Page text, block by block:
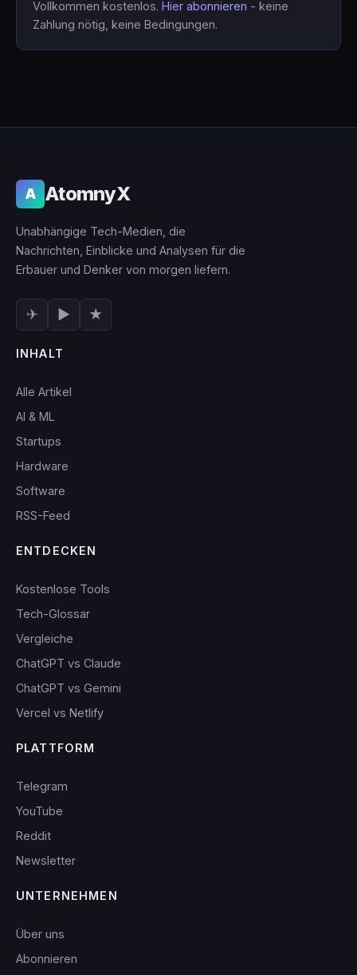
Vollkommen kostenlos. Hier abonnieren - keine
Zahlung nötig, keine Bedingungen.
A AtomnyX
Unabhängige Tech-Medien, die
Nachrichten, Einblicke und Analysen für die
Erbauer und Denker von morgen liefern.
✈ ▶ ★
INHALT
Alle Artikel
AI & ML
Startups
Hardware
Software
RSS-Feed
ENTDECKEN
Kostenlose Tools
Tech-Glossar
Vergleiche
ChatGPT vs Claude
ChatGPT vs Gemini
Vercel vs Netlify
PLATTFORM
Telegram
YouTube
Reddit
Newsletter
UNTERNEHMEN
Über uns
Abonnieren